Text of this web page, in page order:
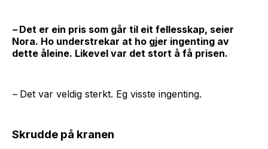
–Det er ein pris som går til eit fellesskap, seier
Nora. Ho understrekar at ho gjer ingenting av
dette åleine. Likevel var det stort å få prisen.
– Det var veldig sterkt. Eg visste ingenting.
Skrudde på kranen